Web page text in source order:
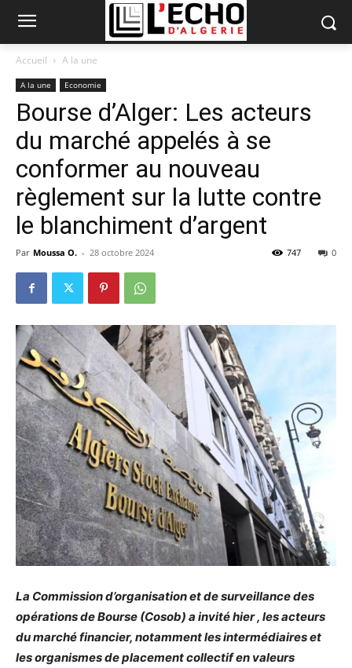
Accueil A la une
A la une Economie
Bourse d’Alger: Les acteurs
du marché appelés à se
conformer au nouveau
règlement sur la lutte contre
le blanchiment d’argent
Par Moussa O. - 28 octobre 2024 0
747
La Commission d’organisation et de surveillance des
opérations de Bourse (Cosob) a invité hier , les acteurs
du marché financier, notamment les intermédiaires et
les organismes de placement collectif en valeurs